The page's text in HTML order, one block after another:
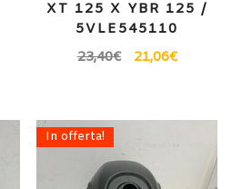
XT 125 X YBR 125 /
5VLE545110
23,40€ 21,06€
In offerta!